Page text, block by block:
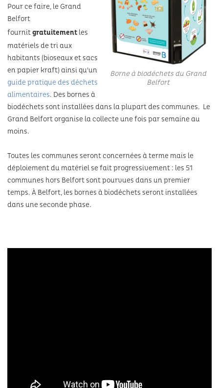
Borne à biodéchets du Grand
Belfort
Pour ce faire, le Grand
Belfort
fournitgratuitement les
matériels de tri aux
habitants (bioseaux et sacs
en papier kraft) ainsi qu'un
guide pratique des déchets
alimentaires. Des bornes à
biodéchets sont installées dans la plupart des communes. Le
Grand Belfort organise la collecte une fois par semaine au
moins.
Toutes les communes seront concernées à terme mais le
déploiement du matériel se fait progressivement : les 51
communes hors Belfort sont pourvues dans un premier
temps. À Belfort, les bornes à biodéchets seront installées
dans une seconde phase.